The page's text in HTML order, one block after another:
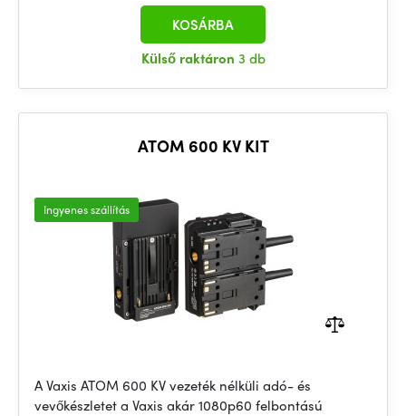
Külső raktáron 3 db
KOSÁRBA
ATOM 600 KV KIT
Ingyenes szállítás
A Vaxis ATOM 600 KV vezeték nélküli adó- és
vevőkészletet a Vaxis akár 1080p60 felbontású